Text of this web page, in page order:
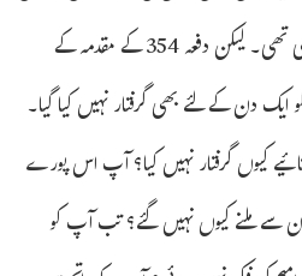
سپریم کورٹ کے حکم پر درج کی گئی تھی۔ لیکن دفعہ 354 کے مقدمہ کے
دن کے لئے بھی گرفتار نہیں کیا گیا۔
کیوں گرفتار نہیں کیا؟ آپ اس پورے
سے ملنے کیوں نہیں گئے؟ تب آپ کو